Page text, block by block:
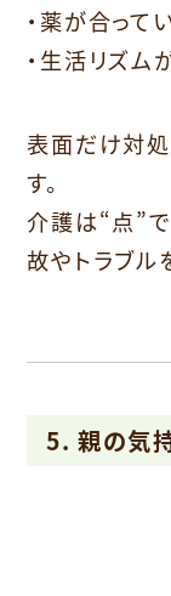
・薬が合って
・生活リズム
表面だけ対処
す。
介護は“点”
故やトラブル
5. 親の気